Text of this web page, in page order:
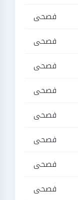
فصحى
فصحى
فصحى
فصحى
فصحى
فصحى
فصحى
فصحى